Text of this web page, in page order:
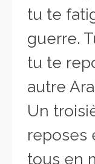
tu te
guerre.
tu te
autre
Un
reposes
tous en